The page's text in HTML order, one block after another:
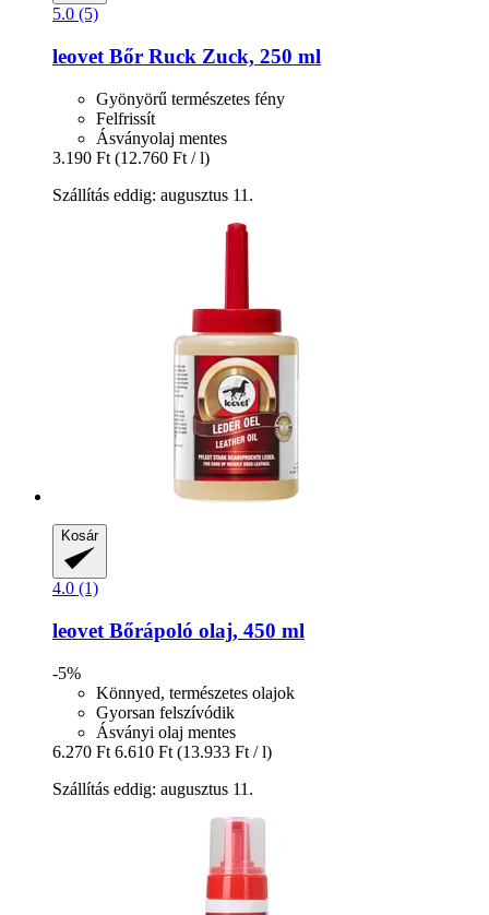
5.0 (5)
leovet Bőr Ruck Zuck, 250 ml
Gyönyörű természetes fény
Felfrissít
Ásványolaj mentes
3.190 Ft (12.760 Ft / l)
Szállítás eddig: augusztus 11.
Kosár
4.0 (1)
leovet Bőrápoló olaj, 450 ml
-5%
Könnyed, természetes olajok
Gyorsan felszívódik
Ásványi olaj mentes
6.270 Ft 6.610 Ft (13.933 Ft / l)
Szállítás eddig: augusztus 11.